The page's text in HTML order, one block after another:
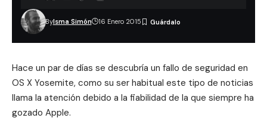
ByIsma Simón 16 Enero 2015
Hace un par de días se descubría un fallo de seguridad en
OS X Yosemite, como su ser habitual este tipo de noticias
llama la atención debido a la fiabilidad de la que siempre ha
gozado Apple.